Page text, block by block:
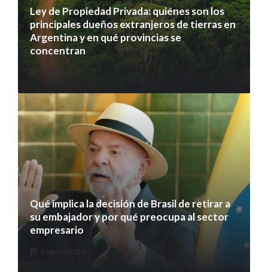
Ley de Propiedad Privada: quiénes son los
principales dueños extranjeros de tierras en
Argentina y en qué provincias se
concentran
Qué implica la decisión de Brasil de retirar a
su embajador y por qué preocupa al sector
empresario
5 agosto 2026